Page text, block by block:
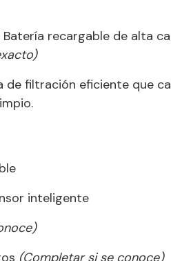
Batería recargable de alta
de filtración eficiente que
inteligente